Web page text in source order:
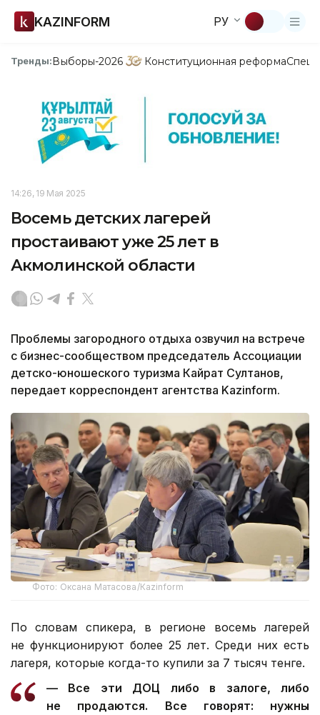
KAZINFORM РУ
Тренды:Выборы-2026 Конституционная реформа
14:26, 19 Мая 2025
Восемь детских лагерей
простаивают уже 25 лет в
Акмолинской области
Проблемы загородного отдыха озвучил на встрече
с бизнес-сообществом председатель Ассоциации
детско-юношеского туризма Кайрат Султанов,
передает корреспондент агентства Kazinform.
Фото: Оксана Матасова/Кazinform
По словам спикера, в регионе восемь лагерей
не функционируют более 25 лет. Среди них есть
лагеря, которые когда-то купили за 7 тысяч тенге.
— Все эти ДОЦ либо в залоге, либо
не продаются. Все говорят: нужны